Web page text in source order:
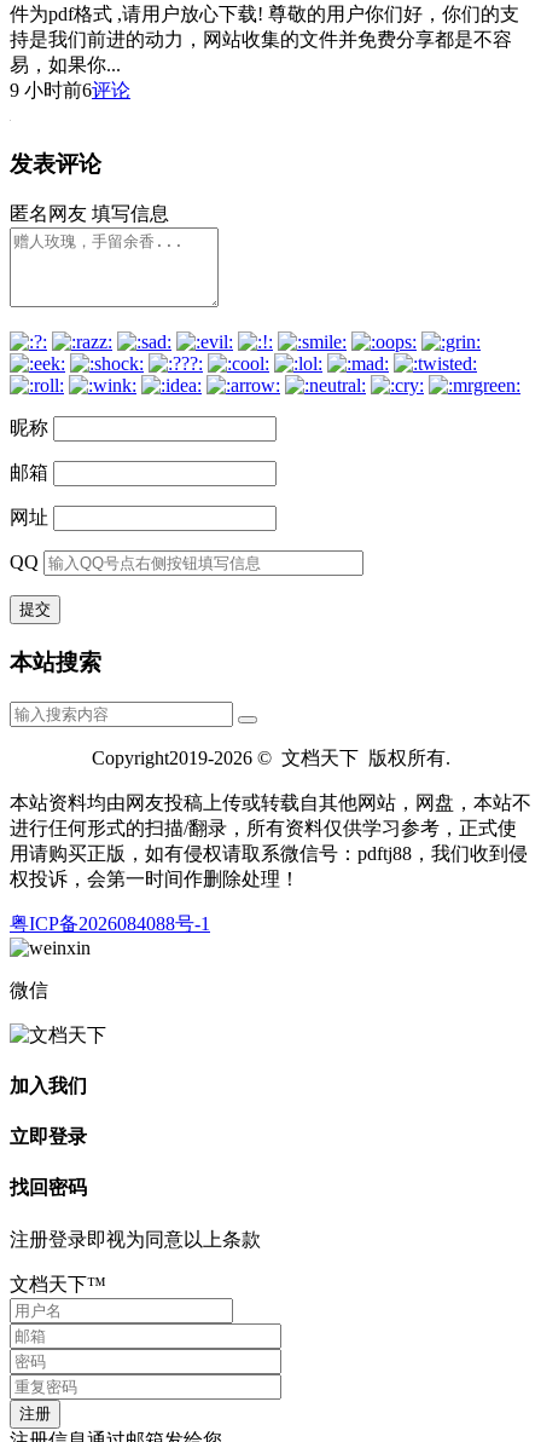
件为pdf格式 ,请用户放心下载! 尊敬的用户你们好，你们的支
持是我们前进的动力，网站收集的文件并免费分享都是不容
易，如果你...
9 小时前6评论
发表评论
匿名网友 填写信息
昵称
邮箱
网址
QQ
本站搜索
Copyright2019-2026 © 文档天下 版权所有.
本站资料均由网友投稿上传或转载自其他网站，网盘，本站不
进行仼何形式的扫描/翻录，所有资料仅供学习参考，正式使
用请购买正版，如有侵权请取系微信号：pdftj88，我们收到侵
权投诉，会第一时间作删除处理！
粤ICP备2026084088号-1
微信
加入我们
立即登录
找回密码
注册登录即视为同意以上条款
文档天下™